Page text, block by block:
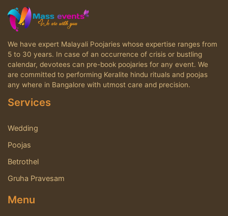
We have expert Malayali Poojaries whose expertise ranges from
5 to 30 years. In case of an occurrence of crisis or bustling
calendar, devotees can pre-book poojaries for any event. We
are committed to performing Keralite hindu rituals and poojas
any where in Bangalore with utmost care and precision.
Services
Wedding
Poojas
Betrothel
Gruha Pravesam
Menu